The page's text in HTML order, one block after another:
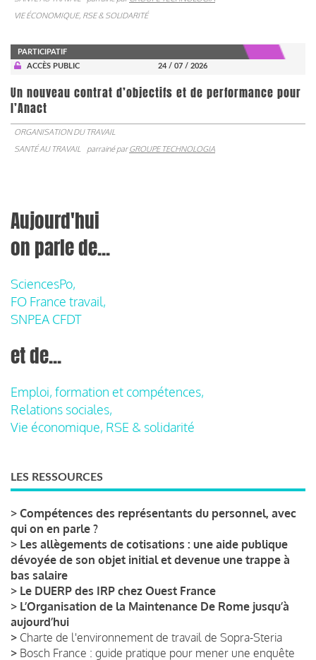
VIE ÉCONOMIQUE, RSE & SOLIDARITÉ
PARTICIPATIF
ACCÈS PUBLIC
24 / 07 / 2026
Un nouveau contrat d’objectifs et de performance pour
l’Anact
ORGANISATION DU TRAVAIL
SANTÉ AU TRAVAIL
parrainé parGROUPE TECHNOLOGIA
Aujourd'hui
on parle de...
SciencesPo,
FO France travail,
SNPEA CFDT
et de...
Emploi, formation et compétences,
Relations sociales,
Vie économique, RSE & solidarité
LES RESSOURCES
> Compétences des représentants du personnel, avec
qui on en parle ?
> Les allègements de cotisations : une aide publique
dévoyée de son objet initial et devenue une trappe à
bas salaire
> Le DUERP des IRP chez Ouest France
> L’Organisation de la Maintenance De Rome jusqu’à
aujourd’hui
> Charte de l'environnement de travail de Sopra-Steria
> Bosch France : guide pratique pour mener une enquête